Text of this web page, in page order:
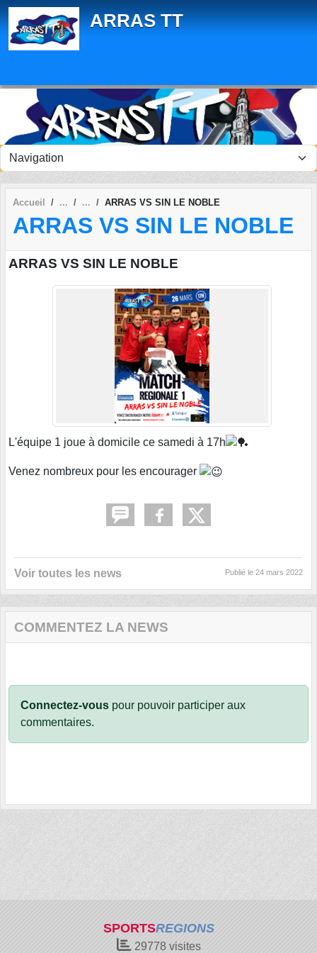
ARRAS TT
Accueil ARRAS VS SIN LE NOBLE
ARRAS VS SIN LE NOBLE
ARRAS VS SIN LE NOBLE
L'équipe 1 joue à domicile ce samedi à 17h
Venez nombreux pour les encourager
Voir toutes les news Publié le 24 mars 2022
COMMENTEZ LA NEWS
Connectez-vous pour pouvoir participer aux
commentaires.
SPORTSREGIONS
29778visites
Panneau de gestion des cookies